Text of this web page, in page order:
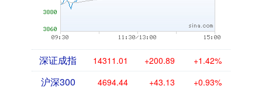
深证成指 14311.01 +200.89 +1.42%
沪深300 4694.44 +43.13 +0.93%